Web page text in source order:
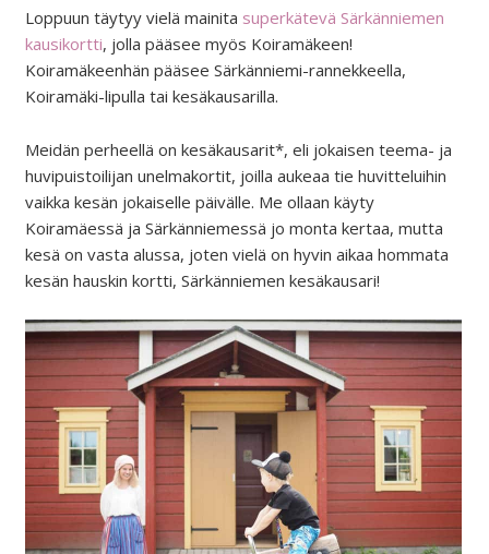
Loppuun täytyy vielä mainita superkätevä Särkänniemen
kausikortti, jolla pääsee myös Koiramäkeen!
Koiramäkeenhän pääsee Särkänniemi-rannekkeella,
Koiramäki-lipulla tai kesäkausarilla.
Meidän perheellä on kesäkausarit*, eli jokaisen teema- ja
huvipuistoilijan unelmakortit, joilla aukeaa tie huvitteluihin
vaikka kesän jokaiselle päivälle. Me ollaan käyty
Koiramäessä ja Särkänniemessä jo monta kertaa, mutta
kesä on vasta alussa, joten vielä on hyvin aikaa hommata
kesän hauskin kortti, Särkänniemen kesäkausari!